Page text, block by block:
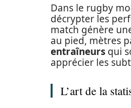
Dans le rugby
décrypter les
match génère
au pied, mètres
entraîneurs qui
apprécier les
L’art de la